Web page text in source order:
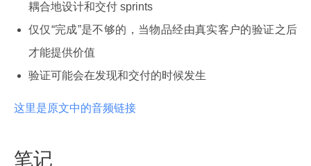
耦合地设计和交付 sprints
仅仅“完成”是不够的，当物品经由真实客户的验证之后
才能提供价值
验证可能会在发现和交付的时候发生
这里是原文中的音频链接
笔记